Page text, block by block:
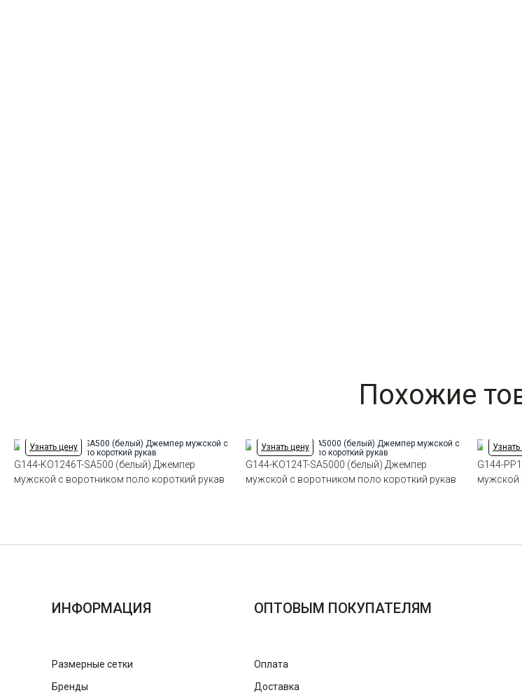
Похожие
Узнать цену
G144-KO1246T-SA500 (белый) Джемпер
мужской с воротником поло короткий рукав
Узнать цену
G144-KO124T-SA5000 (белый) Джемпер
мужской с воротником поло короткий рукав
G144-
мужской
ИНФОРМАЦИЯ
Размерные сетки
Бренды
ОПТОВЫМ ПОКУПАТЕЛЯМ
Оплата
Доставка